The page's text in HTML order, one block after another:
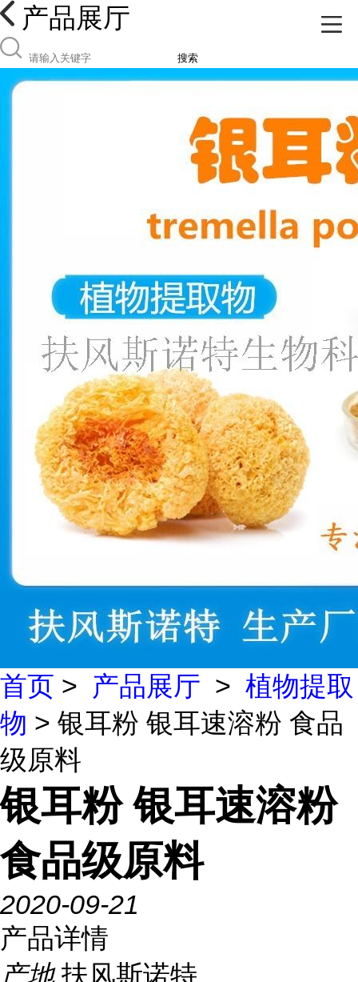
产品展厅
搜索
首页 > 产品展厅 > 植物提取
物 > 银耳粉 银耳速溶粉 食品
级原料
银耳粉 银耳速溶粉
食品级原料
2020-09-21
产品详情
产地 扶风斯诺特